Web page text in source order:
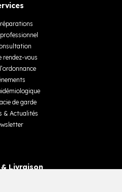
rendez-vous
de garde
& Actualités
Livraison